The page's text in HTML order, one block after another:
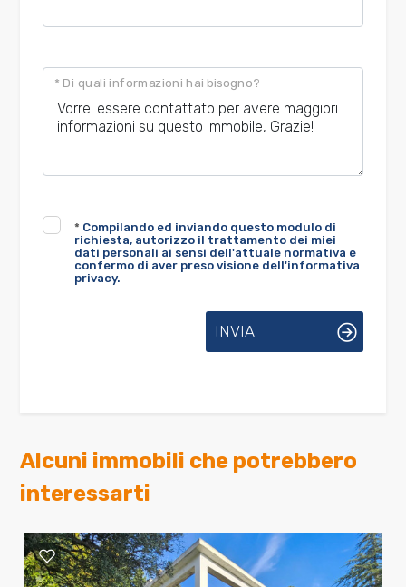
* Di quali informazioni hai bisogno?
* Compilando ed inviando questo modulo di
richiesta, autorizzo il trattamento dei miei
dati personali ai sensi dell'attuale normativa e
confermo di aver preso visione dell'informativa
privacy.
INVIA
Alcuni immobili che potrebbero
interessarti